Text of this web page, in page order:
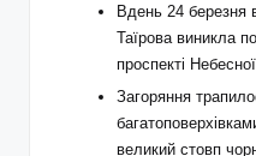
Вдень 24 березня
Таїрова виникла
проспекті Небесної
Загоряння
великий стовп